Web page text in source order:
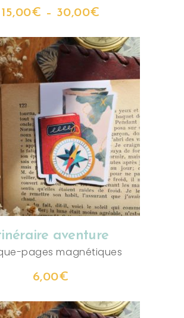
15,00€ – 30,00€
AJOUTER AU PANIER
aventure
pages magnétiques
6,00€